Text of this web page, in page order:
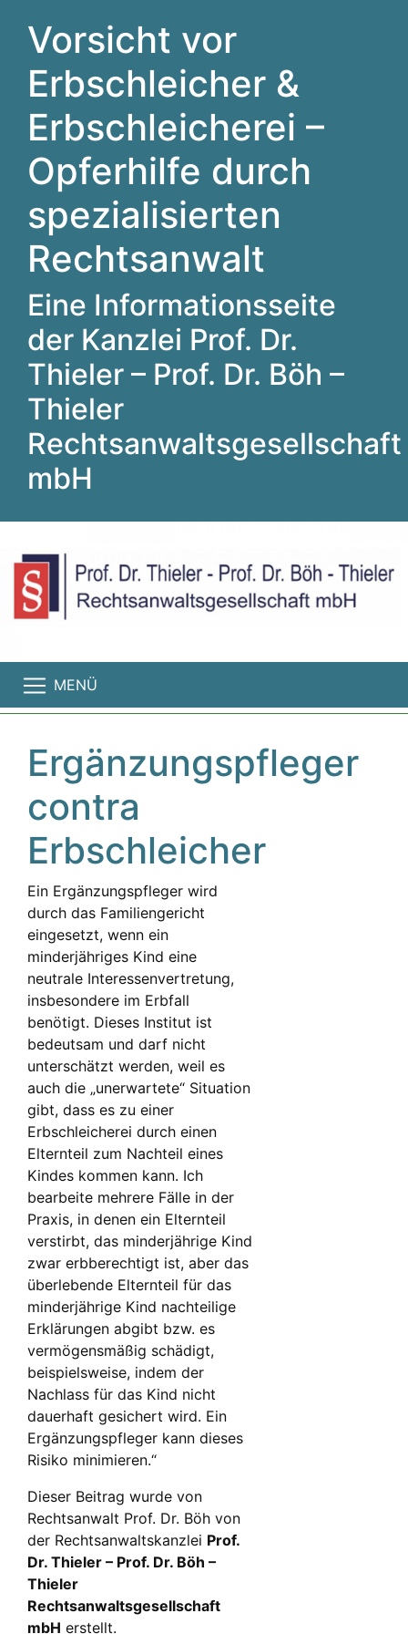
Vorsicht vor
Erbschleicher &
Erbschleicherei –
Opferhilfe durch
spezialisierten
Rechtsanwalt
Eine Informationsseite
der Kanzlei Prof. Dr.
Thieler – Prof. Dr. Böh –
Thieler
Rechtsanwaltsgesellschaft
mbH
MENÜ
Ergänzungspfleger
contra
Erbschleicher
Ein Ergänzungspfleger wird
durch das Familiengericht
eingesetzt, wenn ein
minderjähriges Kind eine
neutrale Interessenvertretung,
insbesondere im Erbfall
benötigt. Dieses Institut ist
bedeutsam und darf nicht
unterschätzt werden, weil es
auch die „unerwartete“ Situation
gibt, dass es zu einer
Erbschleicherei durch einen
Elternteil zum Nachteil eines
Kindes kommen kann. Ich
bearbeite mehrere Fälle in der
Praxis, in denen ein Elternteil
verstirbt, das minderjährige Kind
zwar erbberechtigt ist, aber das
überlebende Elternteil für das
minderjährige Kind nachteilige
Erklärungen abgibt bzw. es
vermögensmäßig schädigt,
beispielsweise, indem der
Nachlass für das Kind nicht
dauerhaft gesichert wird. Ein
Ergänzungspfleger kann dieses
Risiko minimieren.“
Dieser Beitrag wurde von
Rechtsanwalt Prof. Dr. Böh von
der Rechtsanwaltskanzlei Prof.
Dr. Thieler – Prof. Dr. Böh –
Thieler
Rechtsanwaltsgesellschaft
mbH erstellt.